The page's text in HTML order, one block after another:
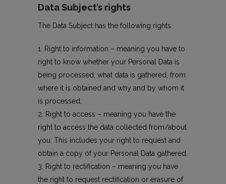
Data Subject’s rights
The Data Subject has the following rights:
Right to information – meaning you have to
right to know whether your Personal Data is
being processed; what data is gathered, from
where it is obtained and why and by whom it
is processed.
Right to access – meaning you have the
right to access the data collected from/about
you. This includes your right to request and
obtain a copy of your Personal Data gathered.
Right to rectification – meaning you have
the right to request rectification or erasure of